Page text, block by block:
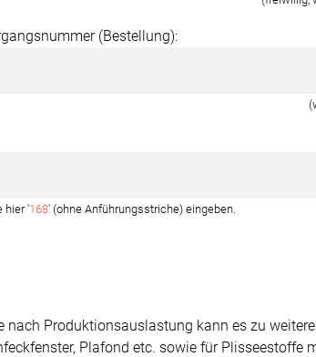
(Bestellung):
hier '168' (ohne Anführungsstriche) eingeben.
nach Produktionsauslastung kann es zu
Plafond etc. sowie für Plisseestoffe